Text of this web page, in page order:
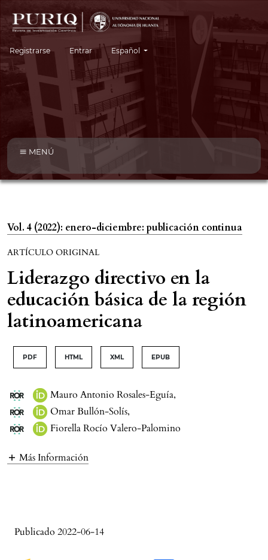
Registrarse Entrar Cambiar el idioma. El idioma actual es:
Español
MENÚ
Vol. 4 (2022): enero-diciembre: publicación continua
ARTÍCULO ORIGINAL
Liderazgo directivo en la
educación básica de la región
latinoamericana
PDF HTML XML EPUB
Mauro Antonio Rosales-Eguía,
Omar Bullón-Solís,
Fiorella Rocío Valero-Palomino
Más Información
Publicado 2022-06-14